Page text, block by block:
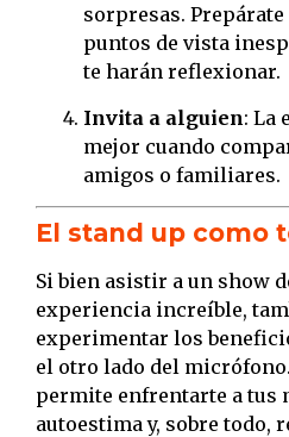
sorpresas.
puntos de vista
te harán reflexionar.
Invita a alguien: La
mejor cuando
amigos o familiares.
El stand up como
Si bien asistir a un show
experiencia increíble,
experimentar los
el otro lado del
permite enfrentarte a tus
autoestima y, sobre todo,